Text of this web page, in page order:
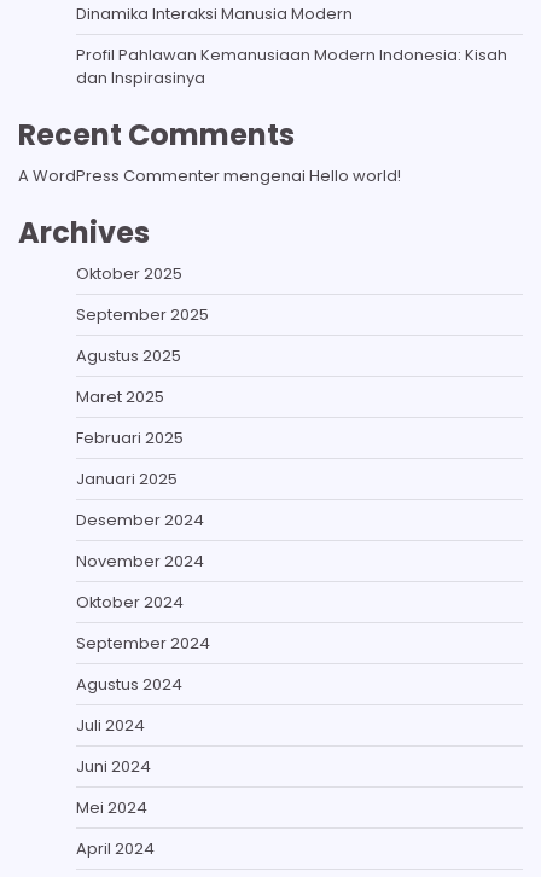
Dinamika Interaksi Manusia Modern
Profil Pahlawan Kemanusiaan Modern Indonesia: Kisah
dan Inspirasinya
Recent Comments
A WordPress Commentermengenai Hello world!
Archives
Oktober 2025
September 2025
Agustus 2025
Maret 2025
Februari 2025
Januari 2025
Desember 2024
November 2024
Oktober 2024
September 2024
Agustus 2024
Juli 2024
Juni 2024
Mei 2024
April 2024